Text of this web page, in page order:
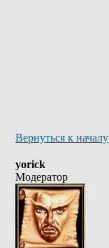
Вернуться к началу
yorick
Модератор